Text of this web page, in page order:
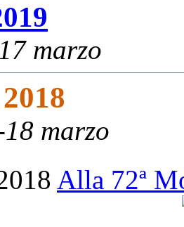
marzo
marzo
Alla 72ª